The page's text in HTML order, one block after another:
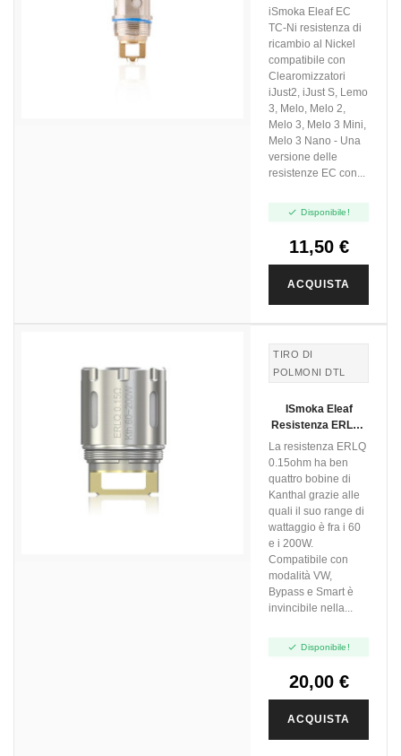
Ni (0.15 Ohm) - 5pz
iSmoka Eleaf EC
TC-Ni resistenza di
ricambio al Nickel
compatibile con
Clearomizzatori
iJust2, iJust S, Lemo
3, Melo, Melo 2,
Melo 3, Melo 3 Mini,
Melo 3 Nano - Una
versione delle
resistenze EC con...
 Disponibile!
11,50 €
ACQUISTA
TIRO DI
POLMONI DTL
ISmoka Eleaf
Resistenza ERLQ -
0.15ohm - 5pz
La resistenza ERLQ
0.15ohm ha ben
quattro bobine di
Kanthal grazie alle
quali il suo range di
wattaggio è fra i 60
e i 200W.
Compatibile con
modalità VW,
Bypass e Smart è
invincibile nella...
 Disponibile!
20,00 €
ACQUISTA